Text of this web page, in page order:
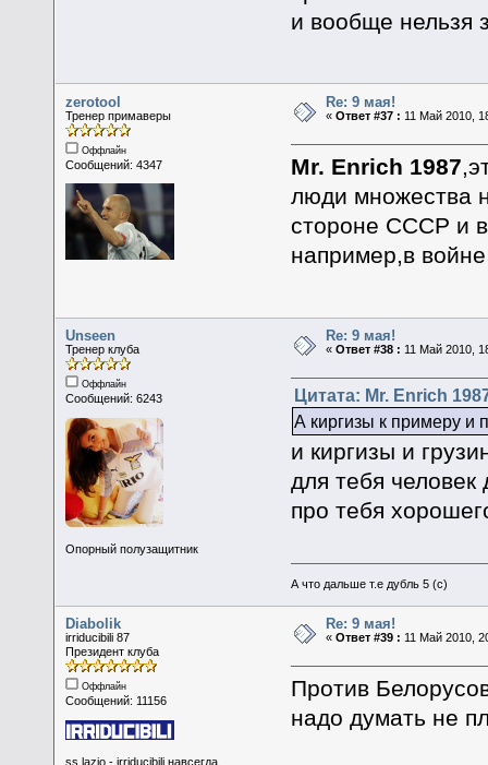
и вообще нельзя
zerotool
Тренер примаверы
Оффлайн
Сообщений: 4347
Re: 9 мая!
«Ответ #37 : 11 Май 2010,
Mr. Enrich 1987
люди множества
стороне СССР и
например,в
Unseen
Тренер клуба
Оффлайн
Сообщений: 6243
Опорный полузащитник
Re: 9 мая!
«Ответ #38 : 11 Май 2010,
Цитата: Mr. Enrich
А киргизы к примеру и
и киргизы и
для тебя человек
про тебя
А что дальше т.е дубль 5 (с)
Diabolik
irriducibili 87
Президент клуба
Оффлайн
Сообщений: 11156
ss lazio - irriducibili навсегда
Re: 9 мая!
«Ответ #39 : 11 Май 2010,
Против
надо думать не